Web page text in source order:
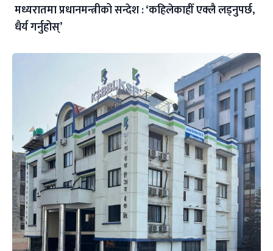
मध्यरातमा प्रधानमन्त्रीको सन्देश : ‘कहिलेकाहीँ एक्लै लड्नुपर्छ,
धैर्य गर्नुहोस्’